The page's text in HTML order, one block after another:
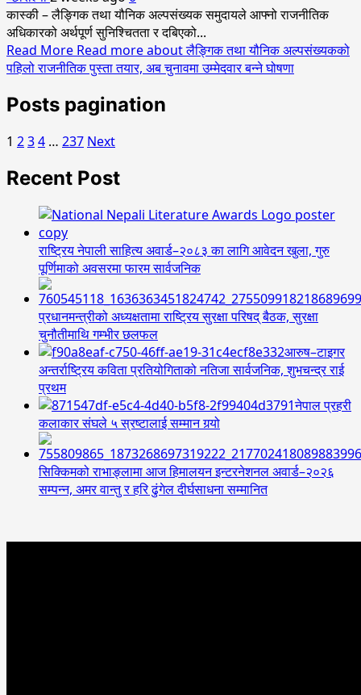
कास्की – लैङ्गिक तथा यौनिक अल्पसंख्यक समुदायले आफ्नो राजनीतिक
अधिकारको अर्थपूर्ण सुनिश्चितता र दबिएको...
Read More Read more about लैङ्गिक तथा यौनिक अल्पसंख्यकको
पहिलो राजनीतिक पुस्ता तयार, अब चुनावमा उम्मेदवार बन्ने घोषणा
Posts pagination
1 234 … 237 Next
Recent Post
राष्ट्रिय नेपाली साहित्य अवार्ड–२०८३ का लागि आवेदन खुला, गुरु
पूर्णिमाको अवसरमा फारम सार्वजनिक
प्रधानमन्त्रीको अध्यक्षतामा राष्ट्रिय सुरक्षा परिषद् बैठक, सुरक्षा
चुनौतीमाथि गम्भीर छलफल
आरुष–टाइगर
अन्तर्राष्ट्रिय कविता प्रतियोगिताको नतिजा सार्वजनिक, शुभचन्द्र राई
प्रथम
नेपाल प्रहरी
कलाकार संघले ५ स्रष्टालाई सम्मान गर्‍यो
सिक्किमको राभाङ्लामा आज हिमालयन इन्टरनेशनल अवार्ड–२०२६
सम्पन्न, अमर वान्तु र हरि ढुंगेल दीर्घसाधना सम्मानित